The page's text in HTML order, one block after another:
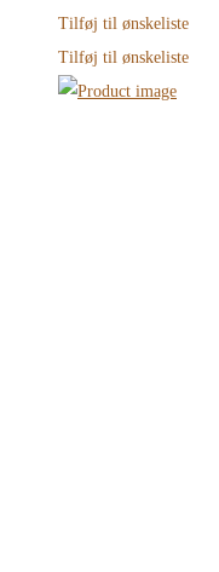
Tilføj til ønskeliste
Tilføj til ønskeliste